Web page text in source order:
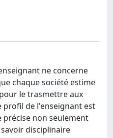
ne concerne
chaque société estime
le trasmettre aux
profil de l'enseignant est
précise non seulement
disciplinaire